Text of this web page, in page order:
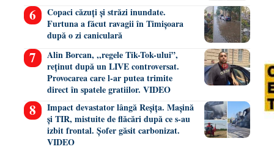
Copaci căzuți și străzi inundate.
Furtuna a făcut ravagii în Timișoara
după o zi caniculară
Alin Borcan, ,,regele Tik-Tok-ului”,
reținut după un LIVE controversat.
Provocarea care l-ar putea trimite
direct în spatele gratiilor. VIDEO
Impact devastator lângă Reșița. Mașină
și TIR, mistuite de flăcări după ce s-au
izbit frontal. Șofer găsit carbonizat.
VIDEO